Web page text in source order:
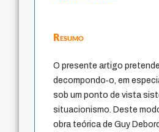
Resumo
O presente artigo
decompondo‑o, em
sob um ponto de vista
situacionismo. Deste
obra teórica de Guy